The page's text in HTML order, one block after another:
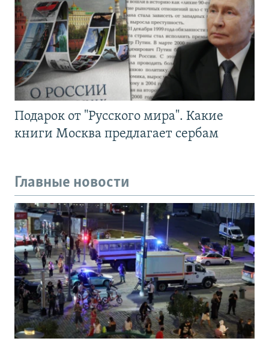
Подарок от "Русского мира". Какие
книги Москва предлагает сербам
Главные новости